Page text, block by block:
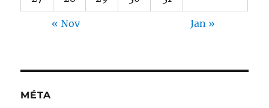
« Nov Jan »
MÉTA